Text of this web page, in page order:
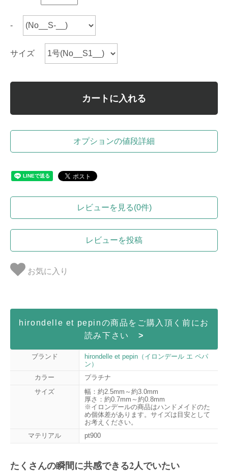
-
サイズ
カートに入れる
オプションの値段詳細
レビューを見る(0件)
レビューを投稿
お気に入り
hirondelle et pepinの商品をご購入頂く前にお
読み下さい >
ブランド
hirondelle et pepin（イロンデール エ ペパ
ン）
カラー
プラチナ
サイズ
幅：約2.5mm～約3.0mm
厚さ：約0.7mm～約0.8mm
※イロンデールの商品はハンドメイドのた
め個体差があります。サイズは目安として
お考えください。
マテリアル
pt900
たくさんの瞬間に共感できる2人でいたい